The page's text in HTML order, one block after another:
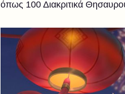
όπως 100 Διακριτικά